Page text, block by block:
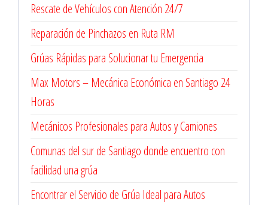
Rescate de Vehículos con Atención 24/7
Reparación de Pinchazos en Ruta RM
Grúas Rápidas para Solucionar tu Emergencia
Max Motors – Mecánica Económica en Santiago 24
Horas
Mecánicos Profesionales para Autos y Camiones
Comunas del sur de Santiago donde encuentro con
facilidad una grúa
Encontrar el Servicio de Grúa Ideal para Autos